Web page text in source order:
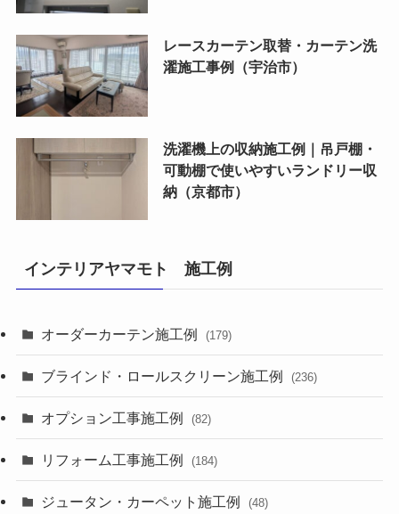
レースカーテン取替・カーテン洗
濯施工事例（宇治市）
洗濯機上の収納施工例｜吊戸棚・
可動棚で使いやすいランドリー収
納（京都市）
インテリアヤマモト 施工例
オーダーカーテン施工例 (179)
ブラインド・ロールスクリーン施工例 (236)
オプション工事施工例 (82)
リフォーム工事施工例 (184)
ジュータン・カーペット施工例 (48)